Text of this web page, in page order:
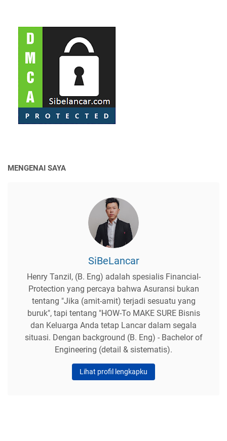
MENGENAI SAYA
SiBeLancar
Henry Tanzil, (B. Eng) adalah spesialis Financial-
Protection yang percaya bahwa Asuransi bukan
tentang "Jika (amit-amit) terjadi sesuatu yang
buruk", tapi tentang "HOW-To MAKE SURE Bisnis
dan Keluarga Anda tetap Lancar dalam segala
situasi. Dengan background (B. Eng) - Bachelor of
Engineering (detail & sistematis).
Lihat profil lengkapku